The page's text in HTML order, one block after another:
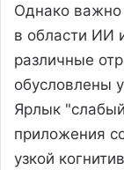
Однако важно
в области ИИ
различные
обусловлены
Ярлык
приложения
узкой